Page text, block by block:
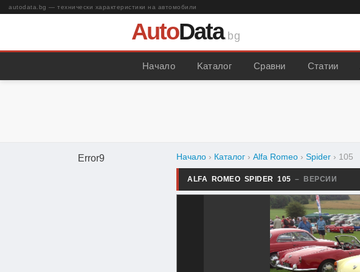
autodata.bg — технически характеристики на автомобили
AutoData.bg
Начало Kаталог Сравни Статии
Error9 Начало › Каталог › Alfa Romeo › Spider › 105
ALFA ROMEO SPIDER 105 – ВЕРСИИ